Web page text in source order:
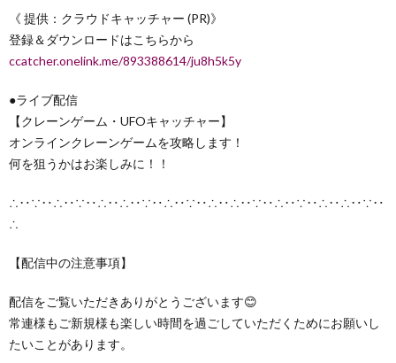
《 提供：クラウドキャッチャー (PR)》
登録＆ダウンロードはこちらから
ccatcher.onelink.me/893388614/ju8h5k5y
●ライブ配信
【クレーンゲーム・UFOキャッチャー】
オンラインクレーンゲームを攻略します！
何を狙うかはお楽しみに！！
∴‥∵‥∴‥∵‥∴‥∴‥∵‥∴‥∵‥∴‥∴‥∵‥∴‥∵‥∴‥∴‥∵‥
∴
【配信中の注意事項】
配信をご覧いただきありがとうございます😊
常連様もご新規様も楽しい時間を過ごしていただくためにお願いし
たいことがあります。